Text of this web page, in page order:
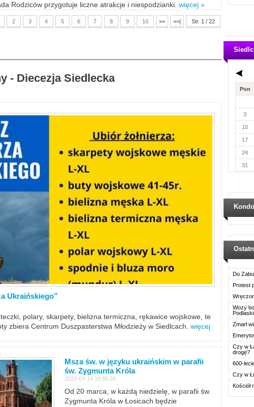
Rodziców przygotuje liczne atrakcje i niespodzianki. więcej »
2 3 4 5 6 7 8 9 10 >> >>| Str. 1 / 22
- Diecezja Siedlecka
Ukraińskiego”
polary, skarpety, bielizna termiczna, rękawice wojskowe, te
zbiera Centrum Duszpasterstwa Młodzieży w Siedlcach. więcej
Msza św. w języku ukraińskim w parafii
św. Zygmunta Króla
2022-03-14 15:55:26
Od 20 marca, w każdą niedzielę, w parafii św.
Zygmunta Króla w Łosicach będzie
Pon
3
10
17
24
31
Do
Protest
Wozy
Zmarł
Czy w
drogę?
600-
Czy w
Kościół